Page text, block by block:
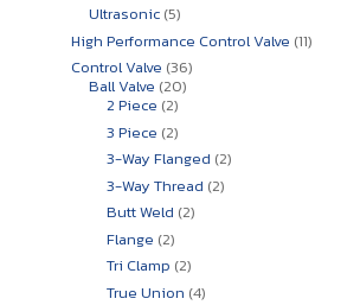
Ultrasonic 55
สินค้า
High Performance Control Valve 1111
Control Valve 3636
Ball Valve 2020
2 Piece 22
สินค้า
3 Piece 22
สินค้า
3-Way Flanged 22
3-Way Thread 22
Butt Weld 22
Flange 22
สินค้า
Tri Clamp 22
สินค้า
True Union 44